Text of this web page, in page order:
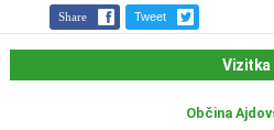
Share Tweet
Vizitka
Občina